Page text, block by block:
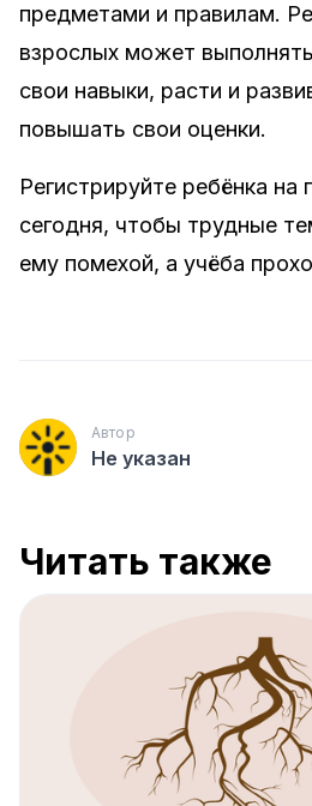
предметами и правилам.
взрослых может
свои навыки, расти и
повышать свои оценки.
Регистрируйте ребёнка
сегодня, чтобы трудные
ему помехой, а учёба
Автор
Не указан
Читать также